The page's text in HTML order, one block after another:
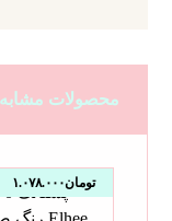
محصولات مشابه
تومان۱.۰۷۸.۰۰۰